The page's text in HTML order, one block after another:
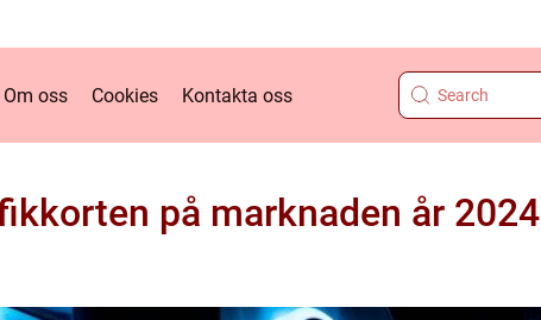
Om oss Cookies Kontakta oss
på marknaden år 2024